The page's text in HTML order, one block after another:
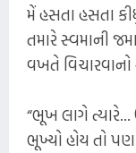
મેં હસતા હસતા
તમારે સ્વમાની
વખતે
“ભૂખ લાગે
ભૂખ્યો હોય તો